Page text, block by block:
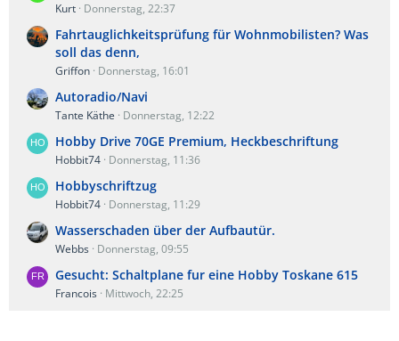
Kurt Donnerstag, 22:37
Fahrtauglichkeitsprüfung für Wohnmobilisten? Was
soll das denn,
Griffon Donnerstag, 16:01
Autoradio/Navi
Tante Käthe Donnerstag, 12:22
Hobby Drive 70GE Premium, Heckbeschriftung
Hobbit74 Donnerstag, 11:36
Hobbyschriftzug
Hobbit74 Donnerstag, 11:29
Wasserschaden über der Aufbautür.
Webbs Donnerstag, 09:55
Gesucht: Schaltplane fur eine Hobby Toskane 615
Francois Mittwoch, 22:25